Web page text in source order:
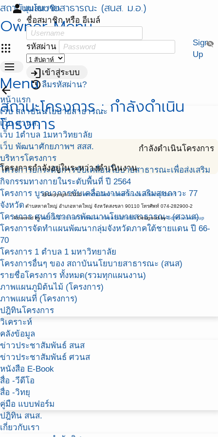
สถาบันนโยบายสาธารณะ (สนส. ม.อ.)
Owner Menu
apps
personมุมสมาชิก
ชื่อสมาชิก หรือ อีเมล์
รหัสผ่าน visibility_off
loginเข้าสู่ระบบ
restoreลืมรหัสผ่าน?
Sign
Up
menu
Menu
หน้าแรก
เว็บ สถาบันนโยบายสาธารณะ
เว็บ ศวนส.
เว็บ 1ตำบล 1มหาวิทยาลัย
เว็บ พัฒนาศักยภาพฯ สสส.
บริหารโครงการ
โครงการยกระดับการขับเคลื่อนโยบายสาธารณะเพื่อส่งเสริม
กิจกรรมทางกายในระดับพื้นที่ ปี 2564
โครงการ บูรณาการขับเคลื่อนงานสร้างเสริมสุขภาวะ 77
จังหวัด
โครงการ ศูนย์วิชาการพัฒนานโยบายสาธารณะ (ศวนส)
โครงการจัดทำแผนพัฒนากลุ่มจังหวัดภาคใต้ชายแดน ปี 66-
70
โครงการ 1 ตำบล 1 มหาวิทยาลัย
โครงการอื่นๆ ของ สถาบันนโยบายสาธารณะ (สนส)
รายชื่อโครงการ ทั้งหมด(รวมทุกแผนงาน)
ภาพแผนภูมิต้นไม้ (โครงการ)
ภาพแผนที่ (โครงการ)
ปฎิทินโครงการ
วิเคราะห์
คลังข้อมูล
ข่าวประชาสัมพันธ์ สนส
ข่าวประชาสัมพันธ์ ศวนส
หนังสือ E-Book
สื่อ -วีดีโอ
สื่อ -วิทยุ
คู่มือ แบบฟอร์ม
ปฎิทิน สนส.
เกี่ยวกับเรา
arrow_back
สถานะโครงการ : กำลังดำเนิน
โครงการ
กำลังดำเนินโครงการ
โครงการกำลังอยู่ในระหว่างดำเนินงาน
@Copyright 2016สถาบันนโยบายสาธารณะ ม.สงขลานครินทร์
ตำบลหาดใหญ่ อำเภอหาดใหญ่ จังหวัดสงขลา 90110 โทรศัพท์ 074-282900-2
Powered byสถาบันนโยบายสาธารณะ ม.สงขลานครินทร์. Designed bySoftGanz Group